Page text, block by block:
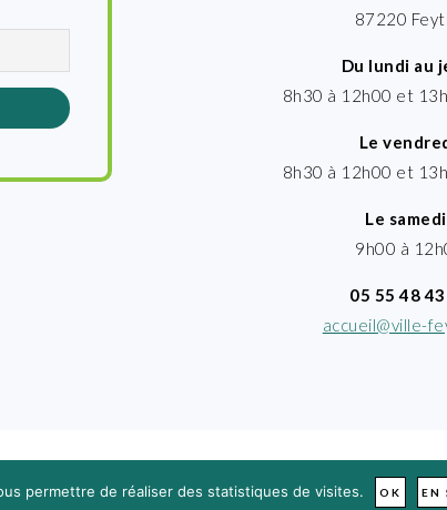
87220
Du lundi au
8h30 à 12h00 et
Le
8h30 à 12h00 et
Le
9h00 à
05 55 48
accueil@ville-
permettre de réaliser des statistiques de visites. OK EN